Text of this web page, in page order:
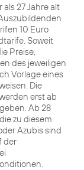
27 Jahre alt
10 Euro
Soweit
Preise,
des jeweiligen
Vorlage eines
Die
erst ab
Ab 28
zu diesem
Azubis sind
der